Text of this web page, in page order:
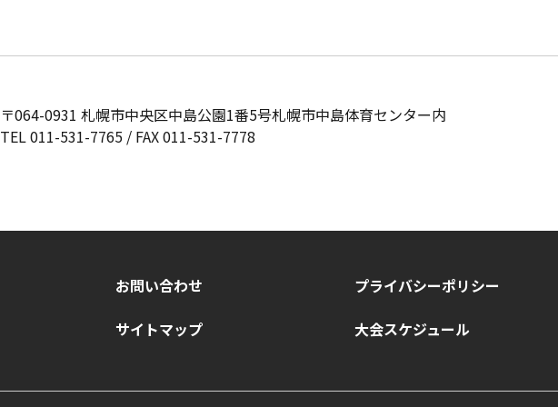
〒064-0931 札幌市中央区中島公園1番5号札幌市中島体育センター内
TEL011-531-7765/ FAX 011-531-7778
お問い合わせ
プライバシーポリシー
サイトマップ 大会スケジュール